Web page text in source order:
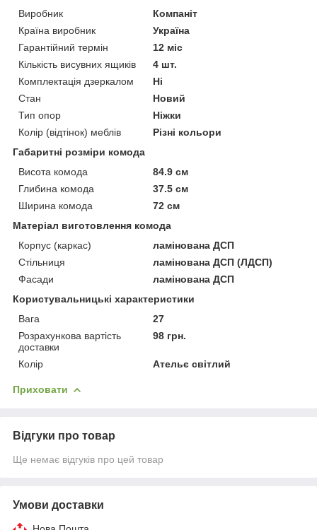
Виробник
Компаніт
Країна виробник
Україна
Гарантійний термін
12 міс
Кількість висувних ящиків
4 шт.
Комплектація дзеркалом
Ні
Стан
Новий
Тип опор
Ніжки
Колір (відтінок) меблів
Різні кольори
Габаритні розміри комода
Висота комода
84.9 см
Глибина комода
37.5 см
Ширина комода
72 см
Матеріал виготовлення комода
Корпус (каркас)
ламінована ДСП
Стільниця
ламінована ДСП (ЛДСП)
Фасади
ламінована ДСП
Користувальницькі характеристики
Вага
27
Розрахункова вартість
доставки
98 грн.
Колір Ательє світлий
Приховати
Відгуки про товар
Ще немає відгуків про цей товар
Умови доставки